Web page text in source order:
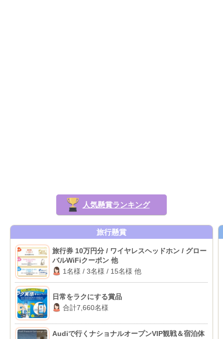
人気懸賞ランキング
旅行懸賞
旅行券 10万円分 / ワイヤレスヘッドホン / グロー
バルWiFiクーポン 他
1名様 / 3名様 / 15名様 他
日常をラクにする賞品
合計7,660名様
Audiで行くナショナルオープンVIP観戦＆宿泊体